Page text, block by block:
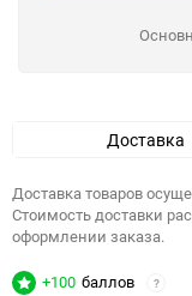
Доставка
Доставка товаров
Стоимость доставки
оформлении заказа.
+100 баллов ?